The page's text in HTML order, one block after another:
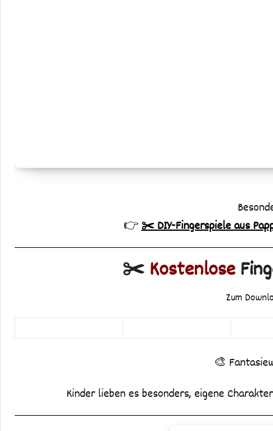
👉✂️ DIY-Fingerspiele aus
✂️ Kostenlose
Zum
🎨
Kinder lieben es besonders, eigene